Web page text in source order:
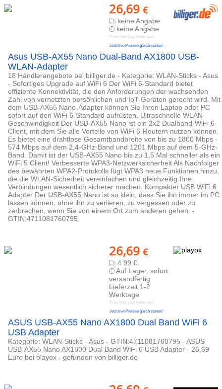
26,69 €
keine Angabe
keine Angabe
Preis kann jetzt höher sein
Jetzt live Preisvergleich starten!
Asus USB-AX55 Nano Dual-Band AX1800 USB-
WLAN-Adapter
18 Händlerangebote bei billiger.de - Kategorie: WLAN-Sticks - Asus
- Sofortiges Upgrade auf WiFi 6 Der WiFi 6-Standard bietet
effiziente Konnektivität, die den Anforderungen der wachsenden
Zahl von vernetzten persönlichen und IoT-Geräten gerecht wird. Mit
dem USB-AX55 Nano-Adapter können Sie Ihren Laptop oder PC
sofort auf den WiFi 6-Standard aufrüsten. Ultraschnelle WLAN-
Geschwindigkeit Der USB-AX55 Nano ist ein 2x2 Dualband-WiFi 6-
Client, mit dem Sie alle Vorteile von WiFi 6-Routern nutzen können.
Es bietet eine drahtlose Gesamtbandbreite von bis zu 1800 Mbps -
574 Mbps auf dem 2,4-GHz-Band und 1201 Mbps auf dem 5-GHz-
Band. Damit ist der USB-AX55 Nano bis zu 1,5 Mal schneller als ein
WiFi 5 Client! Verbesserte WPA3-Netzwerksicherheit Als Nachfolger
des bewährten WPA2-Protokolls fügt WPA3 neue Funktionen hinzu,
die die WLAN-Sicherheit vereinfachen und gleichzeitig Ihre
Verbindungen wesentlich sicherer machen. Kompakter USB WiFi 6
Adapter Der USB-AX55 Nano ist so klein, dass Sie ihn immer im PC
lassen können, ohne ihn zu verlieren, zu vergessen oder zu
zerbrechen, wenn Sie von einem Ort zum anderen gehen. -
GTIN:4711081760795
26,69 €
4.99 €
Auf Lager, sofort
versandfertig
Lieferzeit 1-2
Werktage
Preis kann jetzt höher sein
Jetzt live Preisvergleich starten!
ASUS USB-AX55 Nano AX1800 Dual Band WiFi 6
USB Adapter
Kategorie: WLAN-Sticks - Asus - GTIN:4711081760795 - ASUS
USB-AX55 Nano AX1800 Dual Band WiFi 6 USB Adapter - 26,69
Euro bei playox - gefunden von billiger.de